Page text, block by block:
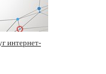
интернет-